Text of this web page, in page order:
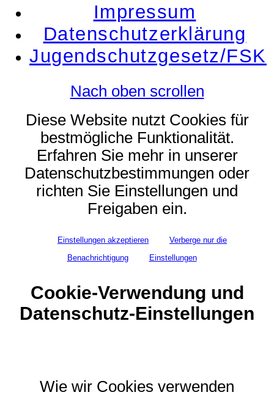
Impressum
Datenschutzerklärung
Jugendschutzgesetz/FSK
Nach oben scrollen
Diese Website nutzt Cookies für
bestmögliche Funktionalität.
Erfahren Sie mehr in unserer
Datenschutzbestimmungen oder
richten Sie Einstellungen und
Freigaben ein.
Einstellungen akzeptieren
Verberge nur die
Benachrichtigung
Einstellungen
Cookie-Verwendung und
Datenschutz-Einstellungen
Wie wir Cookies verwenden